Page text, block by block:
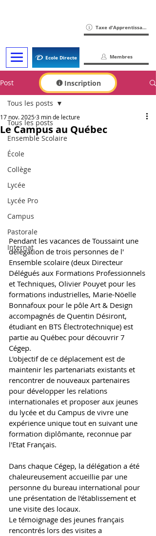
Ecole Directe
Taxe d'Apprentissage
Membres
Inscription
Post
Tous les posts
Ensemble Scolaire
École
Collège
Lycée
Lycée Pro
Campus
Pastorale
Internat
Tous les posts
Le Campus au Québec
17 nov. 20253 min de lecture
Pendant les vacances de Toussaint une
délégation de trois personnes de l'
Ensemble scolaire (deux Directeur
Délégués aux Formations Professionnels
et Techniques, Olivier Pouyet pour les
formations industrielles, Marie-Nöelle
Bonnafoux pour le pôle Art & Design
accompagnés de Quentin Désiront,
étudiant en BTS Électrotechnique) est
partie au Québec pour découvrir 7
Cégep.
L'objectif de ce déplacement est de
maintenir les partenariats existants et
rencontrer de nouveaux partenaires
pour développer les relations
internationales et proposer aux jeunes
du lycée et du Campus de vivre une
expérience unique tout en suivant une
formation diplômante, reconnue par
l'Etat Français.
Dans chaque Cégep, la délégation a été
chaleureusement accueillie par une
personne du bureau international pour
une présentation de l'établissement et
une visite des locaux.
Le témoignage des jeunes français
rencontrés lors des visites a